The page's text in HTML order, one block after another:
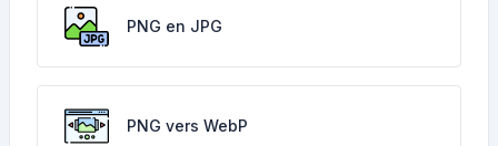
PNG en JPG
PNG vers WebP